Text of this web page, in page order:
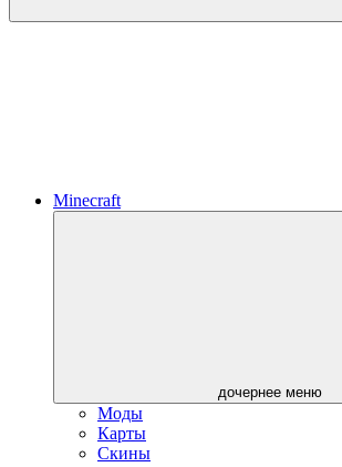
Minecraft
дочернее меню
Моды
Карты
Скины